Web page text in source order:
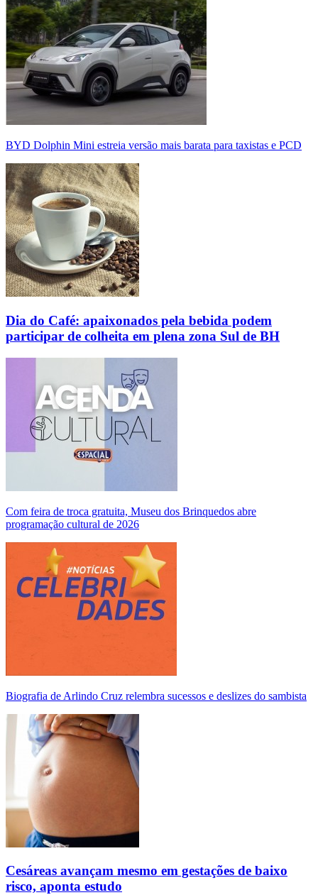
BYD Dolphin Mini estreia versão mais barata para taxistas e PCD
Dia do Café: apaixonados pela bebida podem
participar de colheita em plena zona Sul de BH
Com feira de troca gratuita, Museu dos Brinquedos abre
programação cultural de 2026
Biografia de Arlindo Cruz relembra sucessos e deslizes do sambista
Cesáreas avançam mesmo em gestações de baixo
risco, aponta estudo